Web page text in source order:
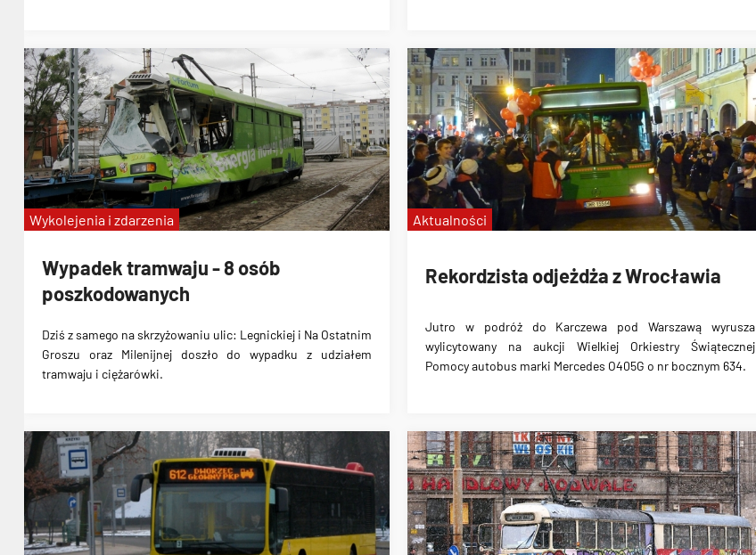
Wypadek tramwaju - 8 osób
poszkodowanych
Dziś z samego na skrzyżowaniu ulic: Legnickiej i Na Ostatnim
Groszu oraz Milenijnej doszło do wypadku z udziałem
tramwaju i ciężarówki.
Wykolejenia i zdarzenia
Rekordzista odjeżdża z Wrocławia
Jutro w podróż do Karczewa pod Warszawą wyrusza
wylicytowany na aukcji Wielkiej Orkiestry Świątecznej
Pomocy autobus marki Mercedes O405G o nr bocznym 634.
Aktualności